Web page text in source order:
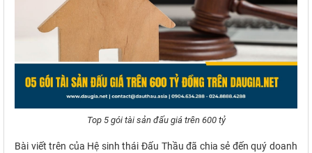
Top 5 gói tài sản đấu giá trên 600 tỷ
Bài viết trên của Hệ sinh thái Đấu Thầu đã chia sẻ đến quý doanh